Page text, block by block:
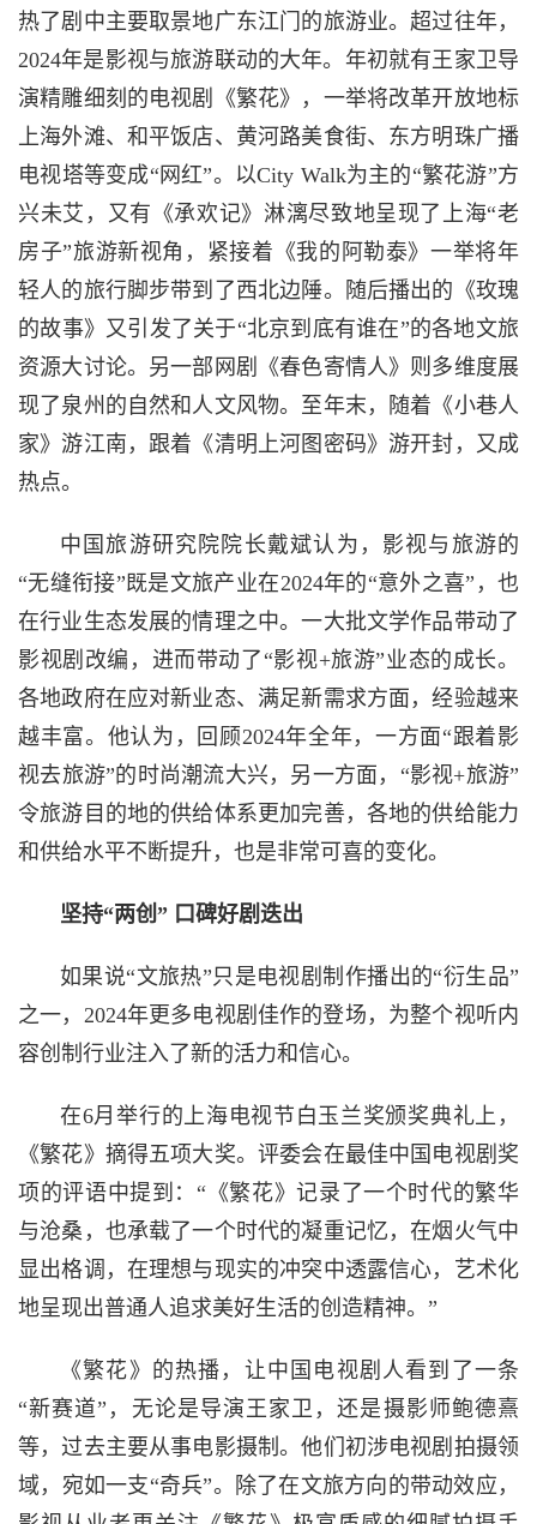
热了剧中主要取景地广东江门的旅游业。超过往年，
2024年是影视与旅游联动的大年。年初就有王家卫导
演精雕细刻的电视剧《繁花》，一举将改革开放地标
上海外滩、和平饭店、黄河路美食街、东方明珠广播
电视塔等变成“网红”。以City Walk为主的“繁花游”方
兴未艾，又有《承欢记》淋漓尽致地呈现了上海“老
房子”旅游新视角，紧接着《我的阿勒泰》一举将年
轻人的旅行脚步带到了西北边陲。随后播出的《玫瑰
的故事》又引发了关于“北京到底有谁在”的各地文旅
资源大讨论。另一部网剧《春色寄情人》则多维度展
现了泉州的自然和人文风物。至年末，随着《小巷人
家》游江南，跟着《清明上河图密码》游开封，又成
热点。
中国旅游研究院院长戴斌认为，影视与旅游的
“无缝衔接”既是文旅产业在2024年的“意外之喜”，也
在行业生态发展的情理之中。一大批文学作品带动了
影视剧改编，进而带动了“影视+旅游”业态的成长。
各地政府在应对新业态、满足新需求方面，经验越来
越丰富。他认为，回顾2024年全年，一方面“跟着影
视去旅游”的时尚潮流大兴，另一方面，“影视+旅游”
令旅游目的地的供给体系更加完善，各地的供给能力
和供给水平不断提升，也是非常可喜的变化。
坚持“两创” 口碑好剧迭出
如果说“文旅热”只是电视剧制作播出的“衍生品”
之一，2024年更多电视剧佳作的登场，为整个视听内
容创制行业注入了新的活力和信心。
在6月举行的上海电视节白玉兰奖颁奖典礼上，
《繁花》摘得五项大奖。评委会在最佳中国电视剧奖
项的评语中提到：“《繁花》记录了一个时代的繁华
与沧桑，也承载了一个时代的凝重记忆，在烟火气中
显出格调，在理想与现实的冲突中透露信心，艺术化
地呈现出普通人追求美好生活的创造精神。”
《繁花》的热播，让中国电视剧人看到了一条
“新赛道”，无论是导演王家卫，还是摄影师鲍德熹
等，过去主要从事电影摄制。他们初涉电视剧拍摄领
域，宛如一支“奇兵”。除了在文旅方向的带动效应，